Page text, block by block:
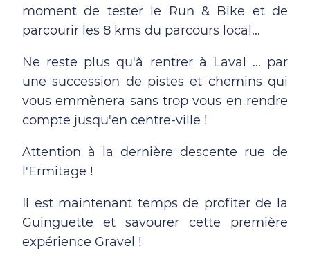
moment de tester le Run & Bike et de
parcourir les 8 kms du parcours local...
Ne reste plus qu'à rentrer à Laval ... par
une succession de pistes et chemins qui
vous emmènera sans trop vous en rendre
compte jusqu'en centre-ville !
Attention à la dernière descente rue de
l'Ermitage !
Il est maintenant temps de profiter de la
Guinguette et savourer cette première
expérience Gravel !